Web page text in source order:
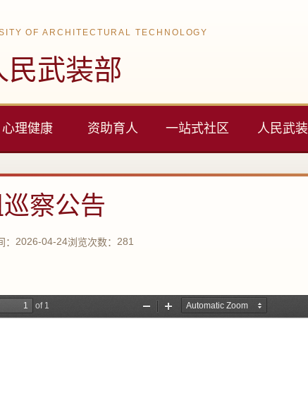
OF ARCHITECTURAL TECHNOLOGY
民武装部
心理健康 资助育人 一站式社区 人民武装
察公告
2026-04-24浏览次数： 281